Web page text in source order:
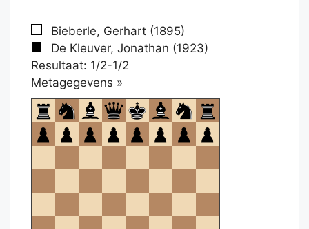
Bieberle, Gerhart (1895)
De Kleuver, Jonathan (1923)
Resultaat: 1/2-1/2
Metagegevens »
om
te
openen.